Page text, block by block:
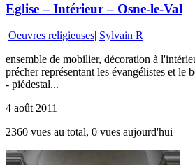
Eglise – Intérieur – Osne-le-Val
Oeuvres religieuses| Sylvain R
ensemble de mobilier, décoration à
précher représentant les évangélistes et le
- piédestal...
4 août 2011
2360 vues au total, 0 vues aujourd'hui